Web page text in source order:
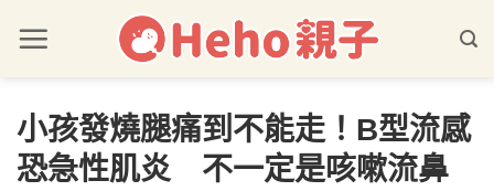
小孩發燒腿痛到不能走！B型流感
恐急性肌炎 不一定是咳嗽流鼻